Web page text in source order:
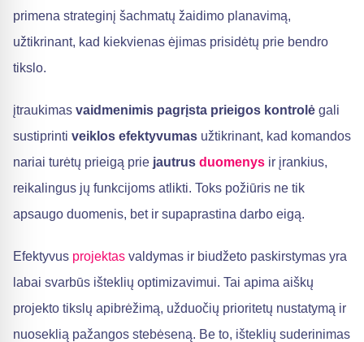
primena strateginį šachmatų žaidimo planavimą,
užtikrinant, kad kiekvienas ėjimas prisidėtų prie bendro
tikslo.
įtraukimas vaidmenimis pagrįsta prieigos kontrolė gali
sustiprinti veiklos efektyvumas užtikrinant, kad komandos
nariai turėtų prieigą prie jautrus duomenys ir įrankius,
reikalingus jų funkcijoms atlikti. Toks požiūris ne tik
apsaugo duomenis, bet ir supaprastina darbo eigą.
Efektyvus projektas valdymas ir biudžeto paskirstymas yra
labai svarbūs išteklių optimizavimui. Tai apima aiškų
projekto tikslų apibrėžimą, užduočių prioritetų nustatymą ir
nuoseklią pažangos stebėseną. Be to, išteklių suderinimas